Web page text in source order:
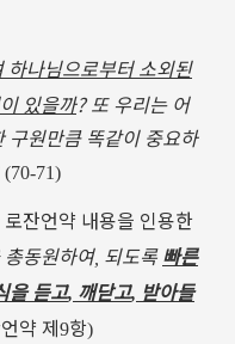
하나님으로부터 소외된
있을까?또 우리는 어
구원만큼 똑같이 중요하
(70-71)
로잔언약 내용을 인용한
총동원하여, 되도록 빠른
을 듣고, 깨닫고, 받아들
약 제9항)